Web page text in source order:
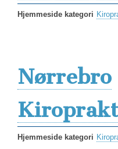
Hjemmeside kategori
Nørrebro
Hjemmeside kategori